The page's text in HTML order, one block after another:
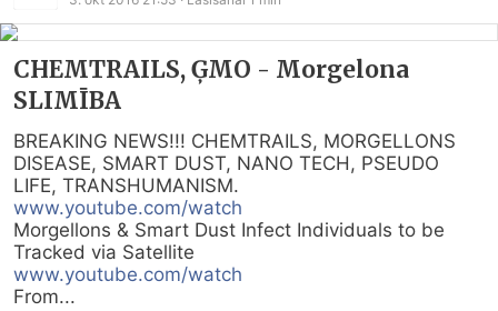
CHEMTRAILS, ĢMO - Morgelona
SLIMĪBA
BREAKING NEWS!!! CHEMTRAILS, MORGELLONS
DISEASE, SMART DUST, NANO TECH, PSEUDO
www.youtube.com/watch
Morgellons & Smart Dust Infect Individuals to be
www.youtube.com/watch
From...